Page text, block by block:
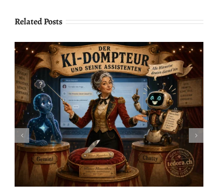
Related Posts